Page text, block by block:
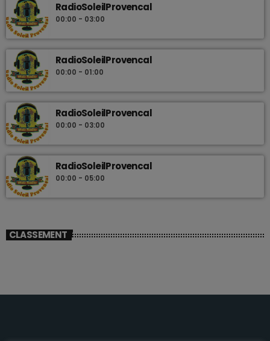
RadioSoleilProvencal
00:00 - 03:00
RadioSoleilProvencal
00:00 - 01:00
RadioSoleilProvencal
00:00 - 03:00
RadioSoleilProvencal
00:00 - 05:00
CLASSEMENT